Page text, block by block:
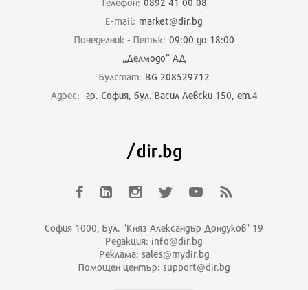
E-mail: market@dir.bg
Понеделник - Петък: 09:00 до 18:00
„Делмодо” АД
Булстат: BG 208529712
Адрес: гр. София, бул. Васил Левски 150, ет.4
София 1000, Бул. "Княз Александър Дондуков" 19
Редакция: info@dir.bg
Реклама: sales@mydir.bg
Помощен център: support@dir.bg